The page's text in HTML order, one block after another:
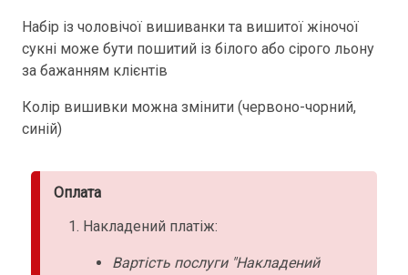
Набір із чоловічої вишиванки та вишитої жіночої
сукні може бути пошитий із білого або сірого льону
за бажанням клієнтів
Колір вишивки можна змінити (червоно-чорний,
синій)
Оплата
Накладений платіж:
Вартість послуги "Накладений